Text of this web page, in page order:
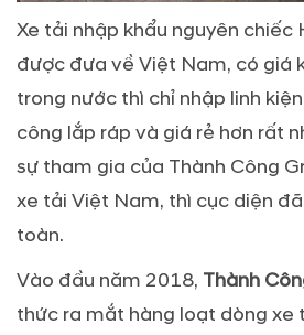
Xe tải nhập khẩu nguyên chiếc
được đưa về Việt Nam, có giá
trong nước thì chỉ nhập linh
công lắp ráp và giá rẻ hơn rất
sự tham gia của Thành Công
xe tải Việt Nam, thì cục diện
toàn.
Vào đầu năm 2018, Thành
thức ra mắt hàng loạt dòng xe